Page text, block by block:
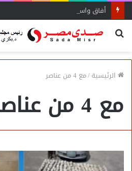
بحث
الرئيسية/مع 4 من عناصر
مع 4 من عناصر